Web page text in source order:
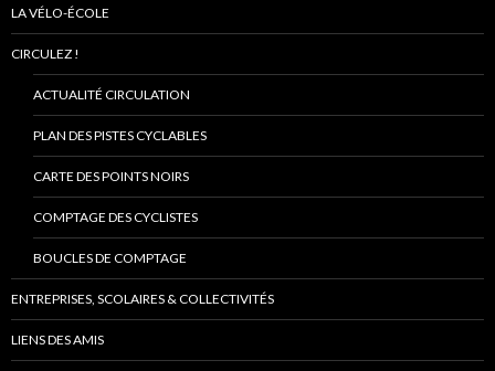
LA VÉLO-ÉCOLE
CIRCULEZ !
ACTUALITÉ CIRCULATION
PLAN DES PISTES CYCLABLES
CARTE DES POINTS NOIRS
COMPTAGE DES CYCLISTES
BOUCLES DE COMPTAGE
ENTREPRISES, SCOLAIRES & COLLECTIVITÉS
LIENS DES AMIS